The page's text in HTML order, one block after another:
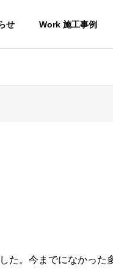
せ Work 施工事例
た。今までになかった